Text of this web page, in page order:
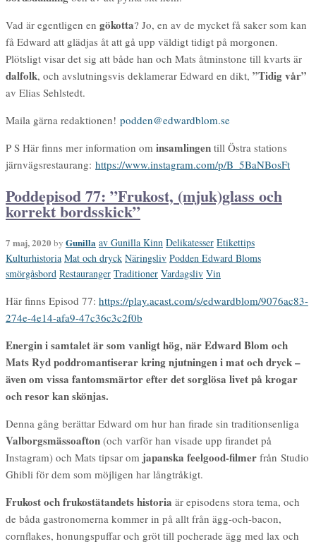
Vad är egentligen en gökotta? Jo, en av de mycket få saker som kan
få Edward att glädjas åt att gå upp väldigt tidigt på morgonen.
Plötsligt visar det sig att både han och Mats åtminstone till kvarts är
dalfolk, och avslutningsvis deklamerar Edward en dikt, ”Tidig vår”
av Elias Sehlstedt.
Maila gärna redaktionen! podden@edwardblom.se
P S Här finns mer information om insamlingen till Östra stations
järnvägsrestaurang: https://www.instagram.com/p/B_5BaNBosFt
Poddepisod 77: ”Frukost, (mjuk)glass och
korrekt bordsskick”
7 maj, 2020 by Gunilla av Gunilla Kinn Delikatesser Etikettips
Kulturhistoria Mat och dryck Näringsliv Podden Edward Bloms
smörgåsbord Restauranger Traditioner Vardagsliv Vin
Här finns Episod 77: https://play.acast.com/s/edwardblom/9076ac83-
274e-4e14-afa9-47c36c3c2f0b
Energin i samtalet är som vanligt hög, när Edward Blom och
Mats Ryd poddromantiserar kring njutningen i mat och dryck –
även om vissa fantomsmärtor efter det sorglösa livet på krogar
och resor kan skönjas.
Denna gång berättar Edward om hur han firade sin traditionsenliga
Valborgsmässoafton (och varför han visade upp firandet på
Instagram) och Mats tipsar om japanska feelgood-filmer från Studio
Ghibli för dem som möjligen har långtråkigt.
Frukost och frukostätandets historia är episodens stora tema, och
de båda gastronomerna kommer in på allt från ägg-och-bacon,
cornflakes, honungspuffar och gröt till pocherade ägg med lax och